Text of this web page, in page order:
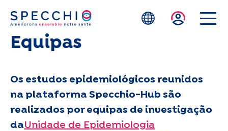
Skip to main content
Equipas
Os estudos epidemiológicos reunidos
na plataforma Specchio-Hub são
realizados por equipas de investigação
daUnidade de Epidemiologia